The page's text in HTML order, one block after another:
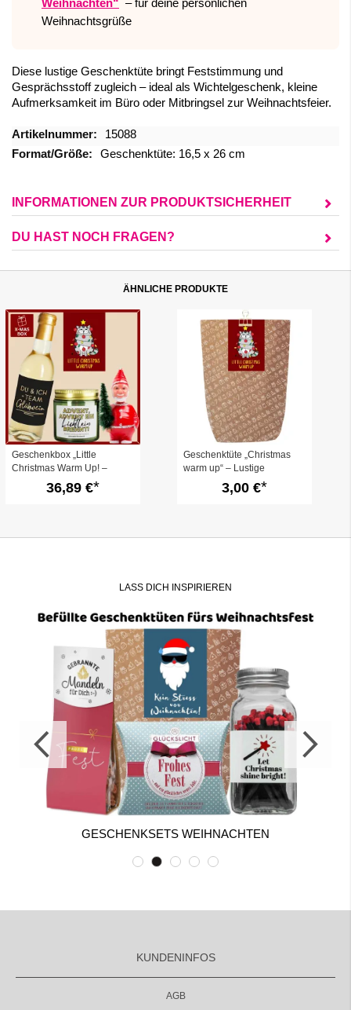
Weihnachten“ – für deine persönlichen
Weihnachtsgrüße
Diese lustige Geschenktüte bringt Feststimmung und
Gesprächsstoff zugleich – ideal als Wichtelgeschenk, kleine
Aufmerksamkeit im Büro oder Mitbringsel zur Weihnachtsfeier.
Mehr
Informationen
15088
Geschenktüte: 16,5 x 26 cm
INFORMATIONEN ZUR PRODUKTSICHERHEIT
DU HAST NOCH FRAGEN?
ÄHNLICHE PRODUKTE
Geschenkbox „Little
Christmas Warm Up! –
Weihnachtsgeschenk (Set 3)
36,89 €
Geschenktüte „Christmas
warm up“ – Lustige
Geschenkverpackung
Weihnachten - zum Befüllen
3,00 €
LASS DICH INSPIRIEREN
GESCHENKSETS WEIHNACHTEN
KUNDENINFOS
AGB